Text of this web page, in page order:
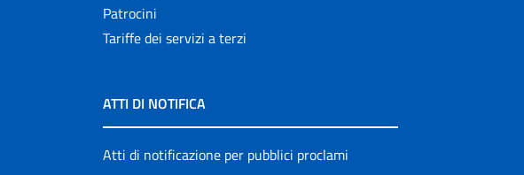
Patrocini
Tariffe dei servizi a terzi
ATTI DI NOTIFICA
Atti di notificazione per pubblici proclami